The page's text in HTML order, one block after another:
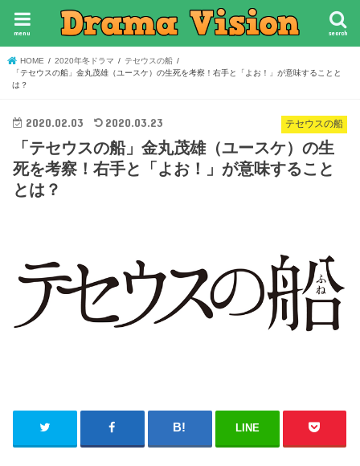
search
menu
HOME 2020年冬ドラマ
テセウスの船
「テセウスの船」金丸茂雄（ユースケ）の生死を考察！右手と「よお！」が意味することと
は？
テセウスの船
2020.02.03 2020.03.23
「テセウスの船」金丸茂雄（ユースケ）の生
死を考察！右手と「よお！」が意味すること
とは？
LINE